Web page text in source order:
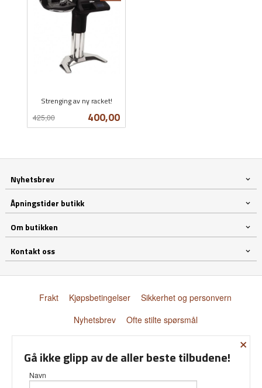
Strenging av ny racket!
Tilbud
400,00
425,00
mva.
Nyhetsbrev
Åpningstider butikk
Om butikken
Kontakt oss
Frakt Kjøpsbetingelser
Sikkerhet og personvern
Nyhetsbrev
Ofte stilte spørsmål
×
Gå ikke glipp av de aller beste tilbudene!
Navn